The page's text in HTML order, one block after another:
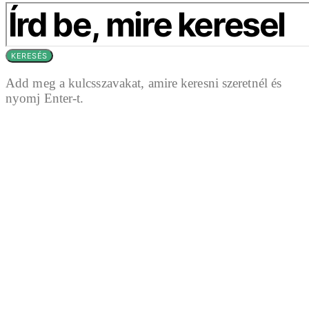
KERESÉS
Add meg a kulcsszavakat, amire keresni szeretnél és
nyomj Enter-t.